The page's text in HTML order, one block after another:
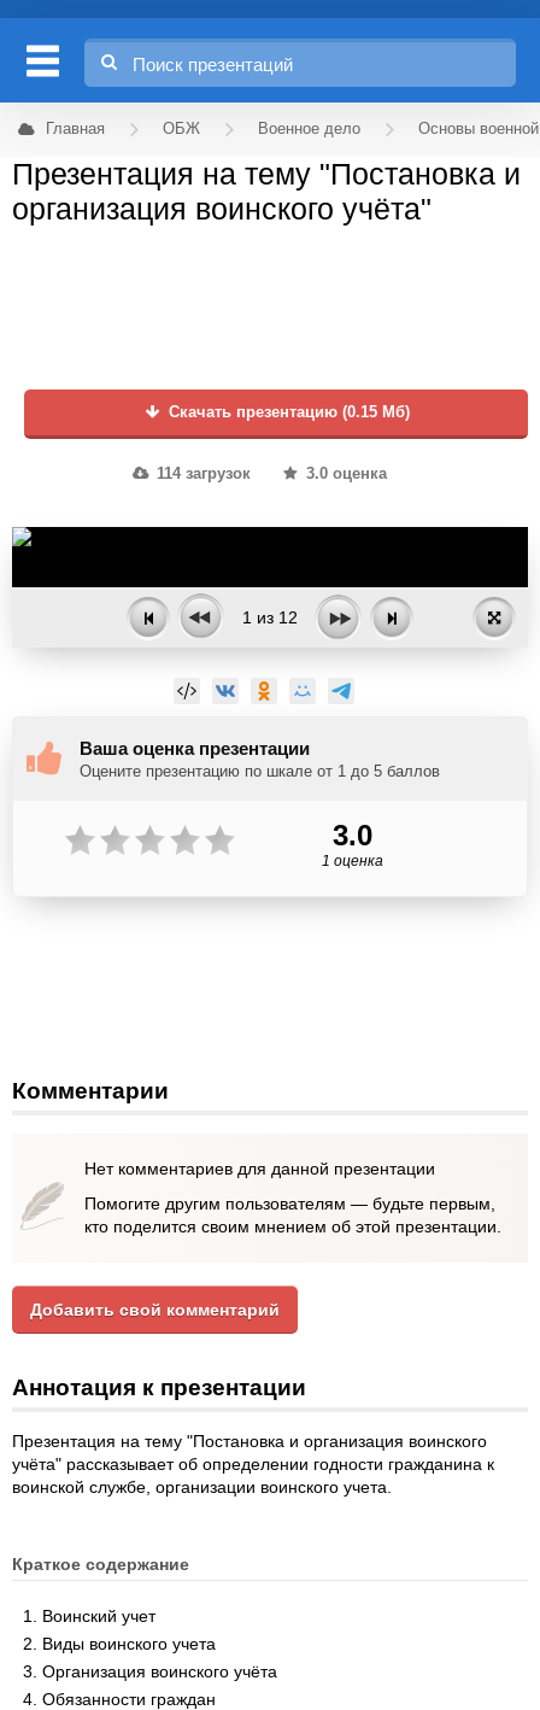
Главная ОБЖ Военное дело Основы
Презентация на тему "Постановка и
организация воинского учёта"
Скачать презентацию (0.15 Мб)
114 загрузок 3.0 оценка
1 из 12
Ваша оценка презентации
Оцените презентацию по шкале от 1 до 5 баллов
3.0
1 оценка
Комментарии
Нет комментариев для данной презентации
Помогите другим пользователям — будьте первым,
кто поделится своим мнением об этой презентации.
Добавить свой комментарий
Аннотация к презентации
Презентация на тему "Постановка и организация воинского
учёта" рассказывает об определении годности гражданина к
воинской службе, организации воинского учета.
Краткое содержание
Воинский учет
Виды воинского учета
Организация воинского учёта
Обязанности граждан